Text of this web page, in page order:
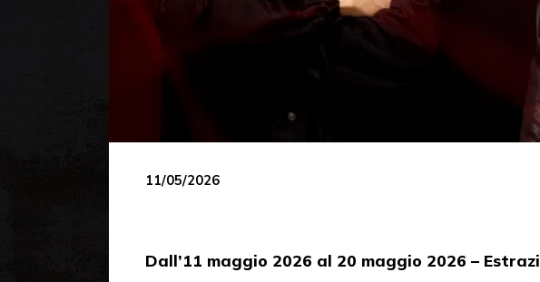
11/05/2026
Dall’11 maggio 2026 al 20 maggio 2026 –